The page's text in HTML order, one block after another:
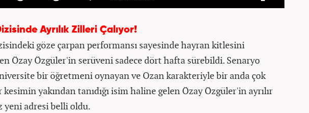
Ayrılık Zilleri Çalıyor!
göze çarpan performansı sayesinde hayran kitlesini
Özay Özgüler'in serüveni sadece dört hafta sürebildi. Senaryo
bir öğretmeni oynayan ve Ozan karakteriyle bir anda çok
kesimin yakından tanıdığı isim haline gelen Özay Özgüler'in ayrılır
yeni adresi belli oldu.